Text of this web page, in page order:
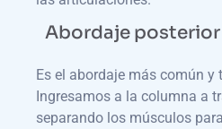
Abordaje posterior
Es el abordaje más común y
Ingresamos a la columna a
separando los músculos